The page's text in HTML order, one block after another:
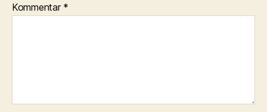
Kommentar *